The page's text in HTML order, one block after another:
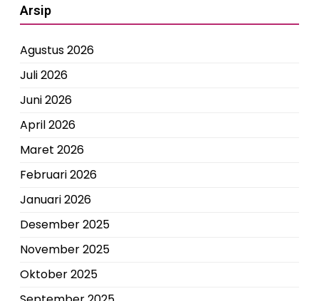
Arsip
Agustus 2026
Juli 2026
Juni 2026
April 2026
Maret 2026
Februari 2026
Januari 2026
Desember 2025
November 2025
Oktober 2025